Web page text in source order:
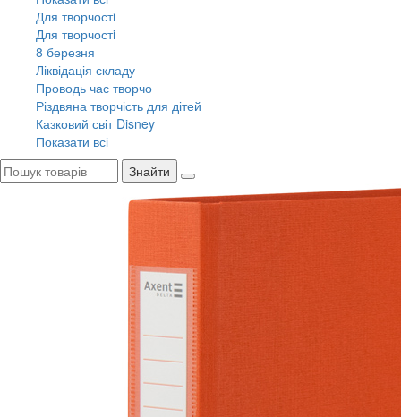
Для творчостi
Для творчостi
8 березня
Ліквідація складу
Проводь час творчо
Різдвяна творчість для дітей
Казковий світ Disney
Показати всі
Знайти